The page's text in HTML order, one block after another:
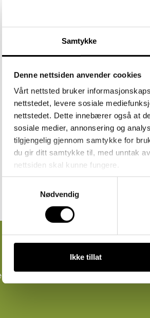
Samtykke
Denne nettsiden anvender cookies
Vårt nettsted bruker
nettstedet, levere sosiale
nettstedet. Dette innebærer også at
sosiale medier, annonsering og
tilgjengelig gjennom samtykke for
du gir ditt samtykke til, med unntak
nettsiden skal kunne fungere.
Nødvendig
Ikke tillat
Agro-forhandlere.